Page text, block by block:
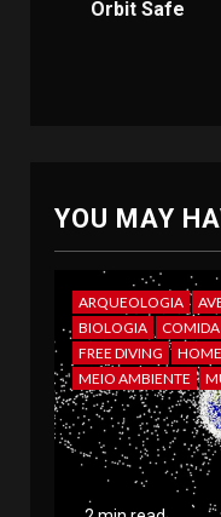
Orbit Safe
YOU MAY
ARQUEOLOGIA
BIOLOGIA
COMIDA
FREE DIVING
HOME
MEIO AMBIENTE